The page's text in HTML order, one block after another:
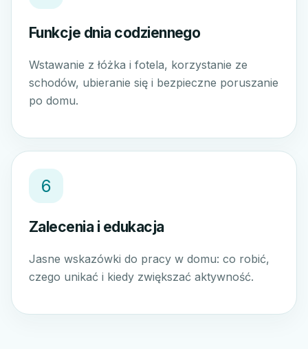
Funkcje dnia codziennego
Wstawanie z łóżka i fotela, korzystanie ze
schodów, ubieranie się i bezpieczne poruszanie
po domu.
6
Zalecenia i edukacja
Jasne wskazówki do pracy w domu: co robić,
czego unikać i kiedy zwiększać aktywność.